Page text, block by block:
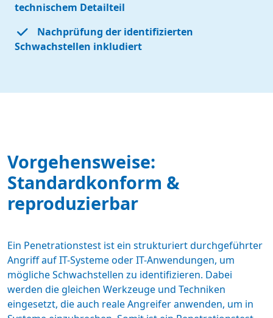
technischem Detailteil
Nachprüfung der identifizierten
Schwachstellen inkludiert
Vorgehensweise:
Standardkonform &
reproduzierbar
Ein Penetrationstest ist ein strukturiert durchgeführter
Angriff auf IT-Systeme oder IT-Anwendungen, um
mögliche Schwachstellen zu identifizieren. Dabei
werden die gleichen Werkzeuge und Techniken
eingesetzt, die auch reale Angreifer anwenden, um in